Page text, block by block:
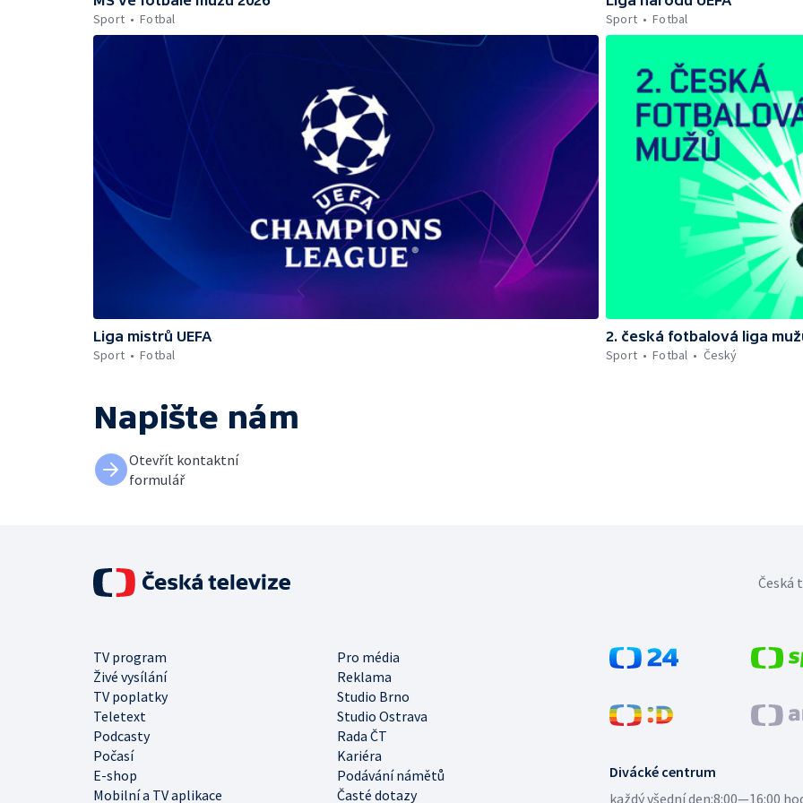
Sport
Fotbal
Sport
Fotbal
Liga mistrů UEFA
Sport
Fotbal
2. česká fotbalová liga
Sport
Fotbal Český
Napište nám
Otevřít kontaktní
formulář
Divácké centrum
každý všední den:8:00—16:00
TV program
Pro média
Živé vysílání
Reklama
TV poplatky
Studio Brno
Teletext
Studio Ostrava
Podcasty
Rada ČT
Počasí
Kariéra
E-shop
Podávání námětů
Mobilní a TV aplikace
Časté dotazy
Česká